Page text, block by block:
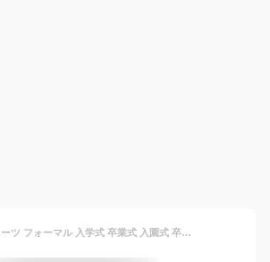
セレモニー スーツ フォーマル 入学式 卒業式 入園式 卒園式 レディース ママ 大きいサイズ 母 女性 ジャケット 通勤 パンツ セット パンツスーツ レディースファッション 上品 3点セット ワイドパンツ きれいめ 母親 ママスーツ レディーススーツ ツイード おしゃれ ラメ